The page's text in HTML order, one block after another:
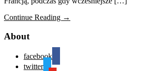
Continue Reading →
About
facebook
twitter